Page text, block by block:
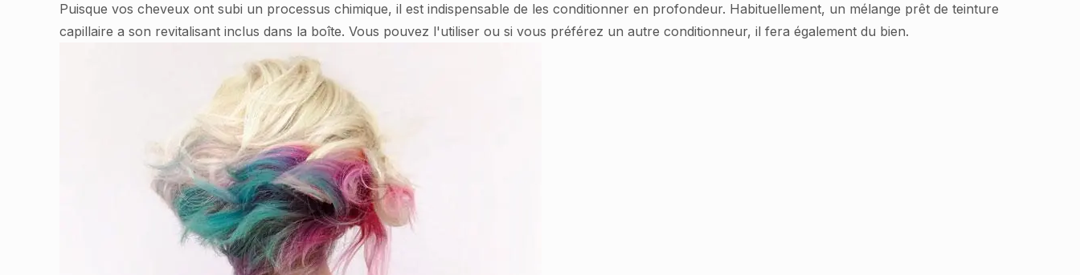
Puisque vos cheveux ont subi un processus chimique, il est indispensable de les conditionner en profondeur. Habituellement, un mélange prêt de teinture
capillaire a son revitalisant inclus dans la boîte. Vous pouvez l'utiliser ou si vous préférez un autre conditionneur, il fera également du bien.